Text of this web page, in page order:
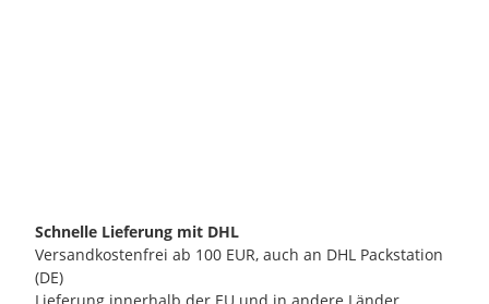
Schnelle Lieferung mit DHL
Versandkostenfrei ab 100 EUR, auch an DHL Packstation
(DE)